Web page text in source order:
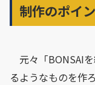
制作のポイ
元々「BONSAI
るようなものを作